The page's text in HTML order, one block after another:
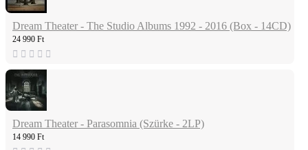
Dream Theater - The Studio Albums 1992 - 2016 (Box - 14CD)
24 990 Ft
Dream Theater - Parasomnia (Szürke - 2LP)
14 990 Ft